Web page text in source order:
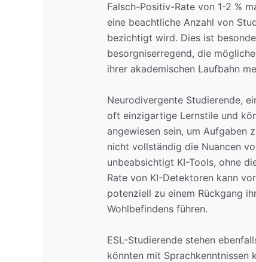
Falsch-Positiv-Rate von 1-2 %
eine beachtliche Anzahl von
bezichtigt wird. Dies ist
besorgniserregend, die
ihrer akademischen Laufbahn
Neurodivergente Studierende,
oft einzigartige Lernstile und
angewiesen sein, um Aufgaben
nicht vollständig die Nuancen
unbeabsichtigt KI-Tools, ohne
Rate von KI-Detektoren kann
potenziell zu einem Rückgang
Wohlbefindens führen.
ESL-Studierende stehen
könnten mit Sprachkenntnissen